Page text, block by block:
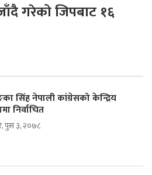
गरेको जिपबाट १६
सिंह नेपाली कांग्रेसको केन्द्रिय
निर्वाचित
पुस ३, २०७८